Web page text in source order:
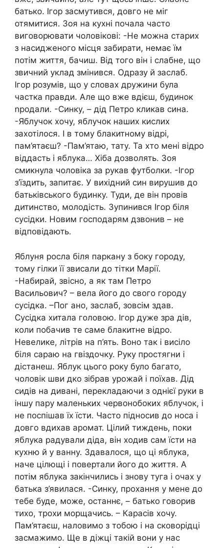
батько. Ігор засмутився, довго не міг
отямитися. Зоя на кухні почала часто
виговорювати чоловікові: -Не можна старих
з насидженого місця забирати, немає їм
потім життя, бачиш. Від того він і слабне, що
звичний уклад змінився. Одразу й заслаб.
Ігор розумів, що у словах дружини була
частка правди. Але що вже вдієш, будинок
nродали. -Синку, – дід Петро кликав сина.
-Яблучок хочу, яблучок наших кислих
захотілося. І в тому блакитному відрі,
пам’ятаєш? -Пам’ятаю, тату. Та хто мені відро
віддасть і яблука… Хіба дозволять. Зоя
смикнула чоловіка за рукав футболки. -Ігор
з’їздить, запитає. У вихідний син вирушив до
батьківського будинку. Туди, де він провів
дитинство, молодість. Зупинився Ігор біля
сусідки. Новим господарям дзвонив – не
відповідають.
Яблуня росла біля паркану з боку городу,
тому гілки її звисали до тітки Марії.
-Набирай, звісно, а як там Петро
Васильович? – вела його до свого городу
сусідка. –Пог ано, заслаб, зовсім здав.
Сусідка хитала головою. Ігор дуже зра дів,
коли побачив те саме блакитне відро.
Невелике, літрів на п’ять. Воно так і висіло
біля сараю на гвіздочку. Руку простягни і
дістанеш. Яблук цього року було багато,
чоловік шви дко зібрав урожай і поїхав. Дід
сидів на дивані, перекладаючи з однієї руки в
іншу пару маленьких червонобоких яблучок, і
не поспішав їх їсти. Часто підносив до носа і
довго вдихав аромат. Цілий тиждень, поки
яблука радували діда, він ходив сам їсти на
кухню й у ванну. Здавалося, що ці яблука,
наче цілющі і повертали його до життя. А
потім яблука закінчились і знову туга і очах у
батька з’явилася. -Синку, прохання у мене до
тебе буде, може, останнє, – батько говорив
тихо, трохи морщачись. – Карасів хочу.
Пам’ятаєш, наловимо з тобою і на сковорідці
засмажимо. Ще в діжці такій вони у нас